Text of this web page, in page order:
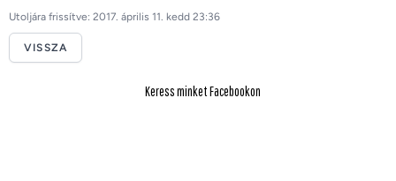
Utoljára frissítve: 2017. április 11. kedd 23:36
VISSZA
Keress minket Facebookon